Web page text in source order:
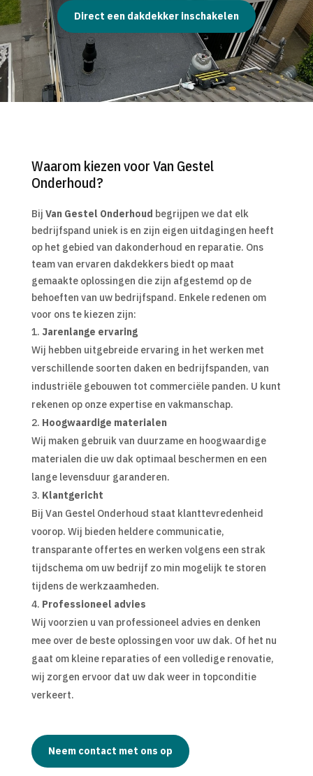
Direct een dakdekker inschakelen
Waarom kiezen voor Van Gestel
Onderhoud?
Bij Van Gestel Onderhoud begrijpen we dat elk
bedrijfspand uniek is en zijn eigen uitdagingen heeft
op het gebied van dakonderhoud en reparatie. Ons
team van ervaren dakdekkers biedt op maat
gemaakte oplossingen die zijn afgestemd op de
behoeften van uw bedrijfspand. Enkele redenen om
voor ons te kiezen zijn:
Jarenlange ervaring
Wij hebben uitgebreide ervaring in het werken met
verschillende soorten daken en bedrijfspanden, van
industriële gebouwen tot commerciële panden. U kunt
rekenen op onze expertise en vakmanschap.
Hoogwaardige materialen
Wij maken gebruik van duurzame en hoogwaardige
materialen die uw dak optimaal beschermen en een
lange levensduur garanderen.
Klantgericht
Bij Van Gestel Onderhoud staat klanttevredenheid
voorop. Wij bieden heldere communicatie,
transparante offertes en werken volgens een strak
tijdschema om uw bedrijf zo min mogelijk te storen
tijdens de werkzaamheden.
Professioneel advies
Wij voorzien u van professioneel advies en denken
mee over de beste oplossingen voor uw dak. Of het nu
gaat om kleine reparaties of een volledige renovatie,
wij zorgen ervoor dat uw dak weer in topconditie
verkeert.
Neem contact met ons op